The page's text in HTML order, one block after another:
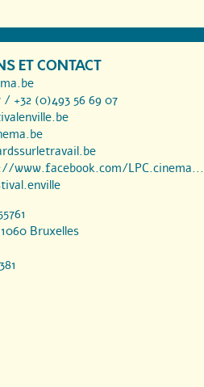
ET CONTACT
/ +32 (0)493 56 69 07
www.facebook.com/LPC.cinema...
Bruxelles